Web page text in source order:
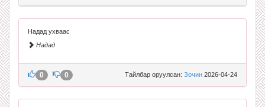
Надад ухваас
Надад
Тайлбар оруулсан: Зочин 2026-04-24
0 0